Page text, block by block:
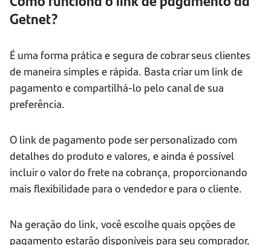
Getnet?
É uma forma prática e segura de cobrar seus clientes
de maneira simples e rápida. Basta criar um link de
pagamento e compartilhá-lo pelo canal de sua
preferência.
O link de pagamento pode ser personalizado com
detalhes do produto e valores, e ainda é possível
incluir o valor do frete na cobrança, proporcionando
mais flexibilidade para o vendedor e para o cliente.
Na geração do link, você escolhe quais opções de
pagamento estarão disponíveis para seu comprador,